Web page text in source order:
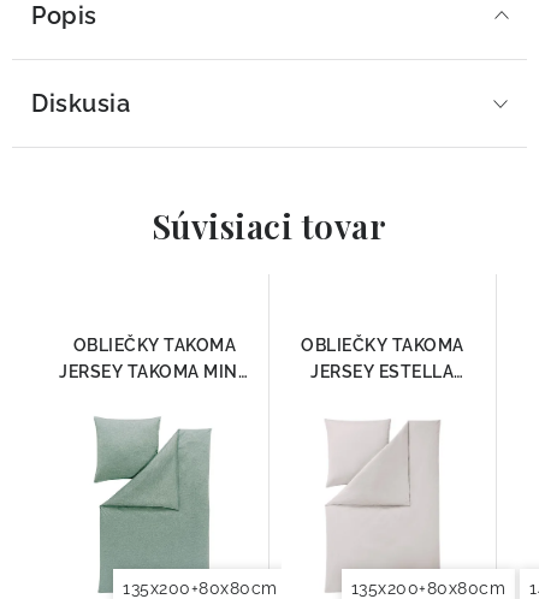
Popis
Diskusia
Súvisiaci tovar
OBLIEČKY TAKOMA
JERSEY TAKOMA MINT
135x200+80x80cm 140x200+70x90cm
OBLIEČKY TAKOMA
JERSEY ESTELLA
135x200+80x80cm